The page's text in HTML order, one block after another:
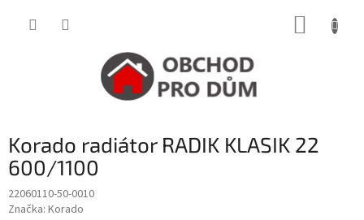
Korado radiátor RADIK KLASIK 22
600/1100
22060110-50-0010
Značka: Korado